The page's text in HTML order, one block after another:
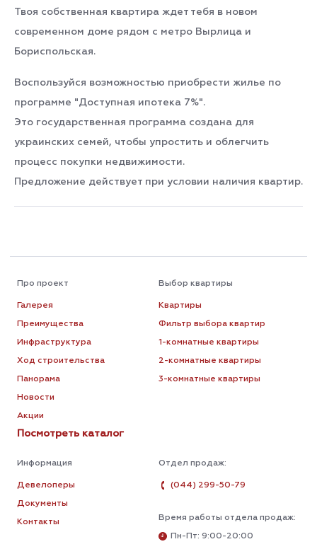
Твоя собственная квартира ждет тебя в новом
современном доме рядом с метро Вырлица и
Бориспольская.
Воспользуйся возможностью приобрести жилье по
программе "Доступная ипотека 7%".
Это государственная программа создана для
украинских семей, чтобы упростить и облегчить
процесс покупки недвижимости.
Предложение действует при условии наличия квартир.
Про проект
Галерея
Преимущества
Инфраструктура
Ход строительства
Панорама
Новости
Акции
Посмотреть каталог
Выбор квартиры
Квартиры
Фильтр выбора квартир
1-комнатные квартиры
2-комнатные квартиры
3-комнатные квартиры
Информация
Девелоперы
Документы
Контакты
Отдел продаж:
(044) 299-50-79
Время работы отдела продаж:
Пн-Пт: 9:00-20:00